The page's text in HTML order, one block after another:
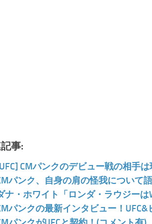
事:
CMパンクのデビュー戦の相手
パンク、自身の肩の怪我について
ナ・ホワイト「ロンダ・ラウジーは
パンクの最新インタビュー！